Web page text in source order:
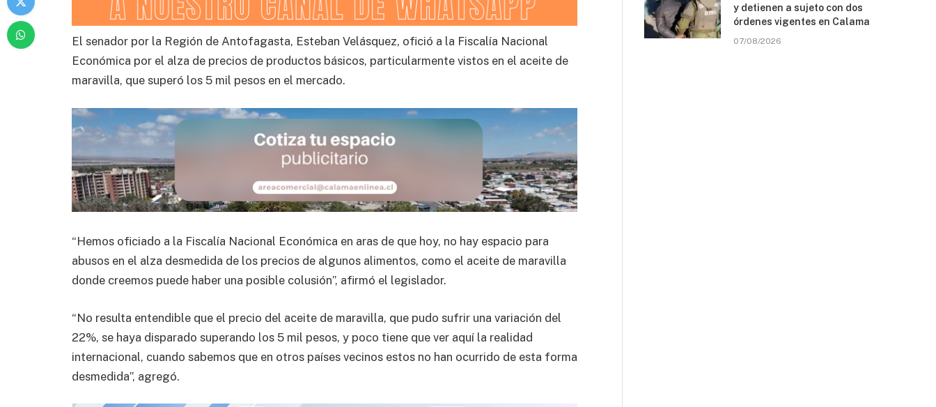
El senador por la Región de Antofagasta, Esteban Velásquez, ofició a la Fiscalía Nacional
Económica por el alza de precios de productos básicos, particularmente vistos en el aceite de
maravilla, que superó los 5 mil pesos en el mercado.
“Hemos oficiado a la Fiscalía Nacional Económica en aras de que hoy, no hay espacio para
abusos en el alza desmedida de los precios de algunos alimentos, como el aceite de maravilla
donde creemos puede haber una posible colusión”, afirmó el legislador.
“No resulta entendible que el precio del aceite de maravilla, que pudo sufrir una variación del
22%, se haya disparado superando los 5 mil pesos, y poco tiene que ver aquí la realidad
internacional, cuando sabemos que en otros países vecinos estos no han ocurrido de esta forma
desmedida”, agregó.
y detienen a sujeto con dos
órdenes vigentes en Calama
07/08/2026